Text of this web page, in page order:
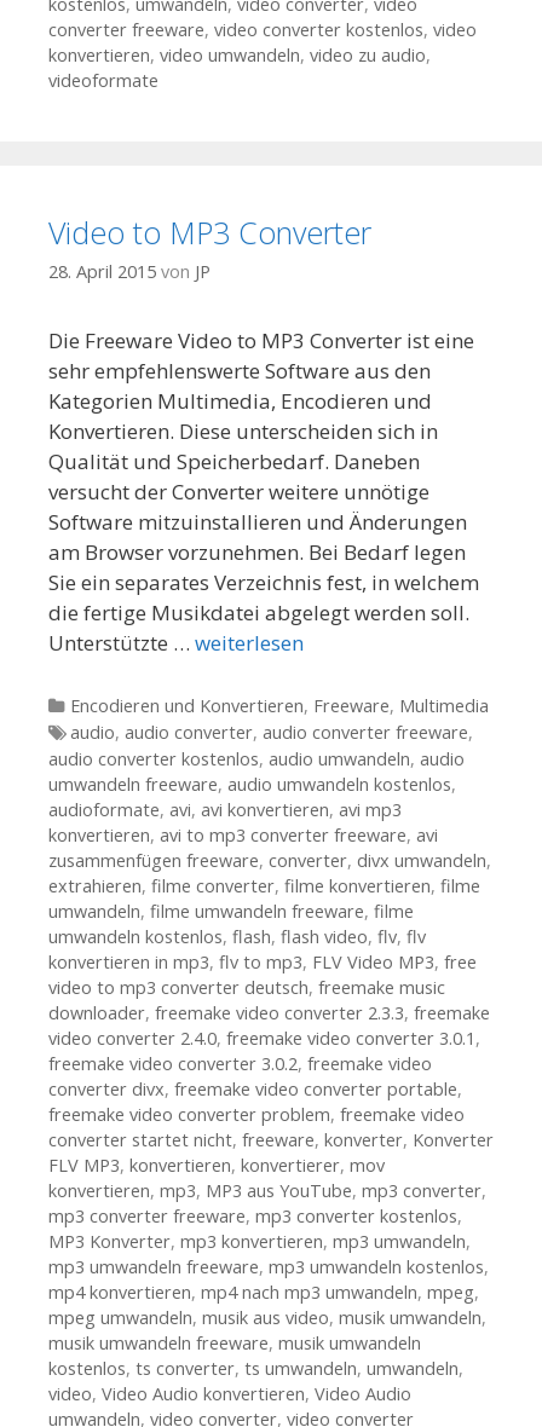
converter freeware, video converter kostenlos, video
konvertieren, video umwandeln, video zu audio,
videoformate
Video to MP3 Converter
28. April 2015 von JP
Die Freeware Video to MP3 Converter ist eine
sehr empfehlenswerte Software aus den
Kategorien Multimedia, Encodieren und
Konvertieren. Diese unterscheiden sich in
Qualität und Speicherbedarf. Daneben
versucht der Converter weitere unnötige
Software mitzuinstallieren und Änderungen
am Browser vorzunehmen. Bei Bedarf legen
Sie ein separates Verzeichnis fest, in welchem
die fertige Musikdatei abgelegt werden soll.
Unterstützte … weiterlesen
Kategorien
Encodieren und Konvertieren, Freeware, Multimedia
Tags
audio, audio converter, audio converter freeware,
audio converter kostenlos, audio umwandeln, audio
umwandeln freeware, audio umwandeln kostenlos,
audioformate, avi, avi konvertieren, avi mp3
konvertieren, avi to mp3 converter freeware, avi
zusammenfügen freeware, converter, divx umwandeln,
extrahieren, filme converter, filme konvertieren, filme
umwandeln, filme umwandeln freeware, filme
umwandeln kostenlos, flash, flash video, flv, flv
konvertieren in mp3, flv to mp3, FLV Video MP3, free
video to mp3 converter deutsch, freemake music
downloader, freemake video converter 2.3.3, freemake
video converter 2.4.0, freemake video converter 3.0.1 ,
freemake video converter 3.0.2, freemake video
converter divx, freemake video converter portable,
freemake video converter problem, freemake video
converter startet nicht, freeware, konverter, Konverter
FLV MP3, konvertieren, konvertierer, mov
konvertieren, mp3, MP3 aus YouTube, mp3 converter,
mp3 converter freeware, mp3 converter kostenlos,
MP3 Konverter, mp3 konvertieren, mp3 umwandeln,
mp3 umwandeln freeware, mp3 umwandeln kostenlos,
mp4 konvertieren, mp4 nach mp3 umwandeln, mpeg,
mpeg umwandeln, musik aus video, musik umwandeln,
musik umwandeln freeware, musik umwandeln
kostenlos, ts converter, ts umwandeln, umwandeln,
video, Video Audio konvertieren, Video Audio
umwandeln, video converter, video converter